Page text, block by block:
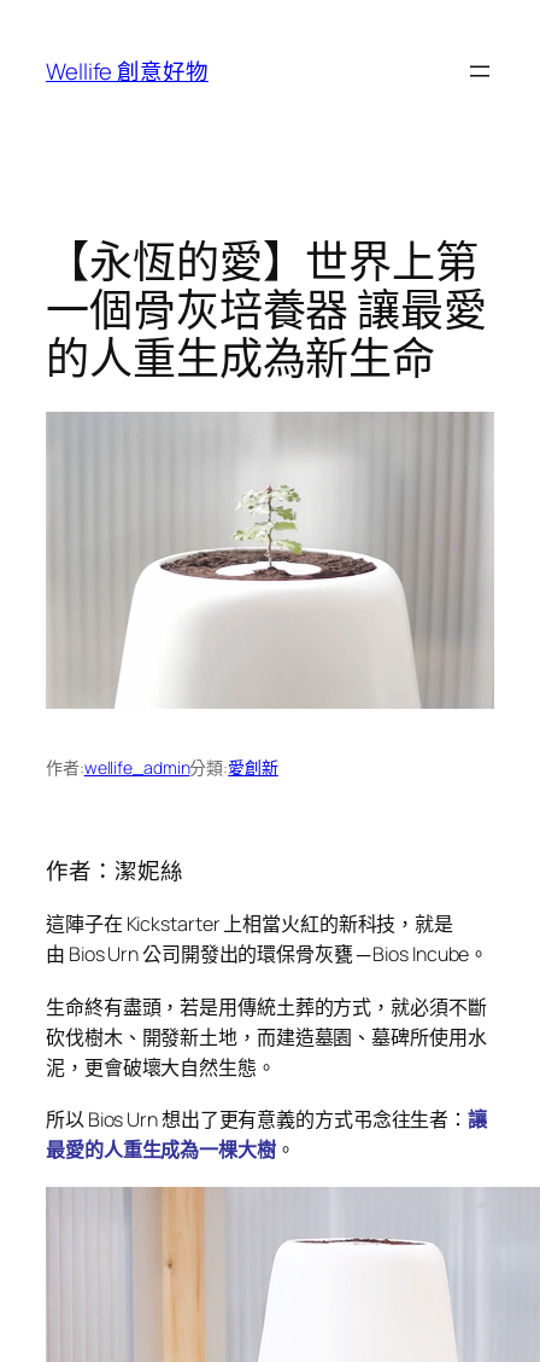
Wellife 創意好物
【永恆的愛】世界上第
一個骨灰培養器 讓最愛
的人重生成為新生命
作者:wellife_admin分類:愛創新
作者：潔妮絲
這陣子在 Kickstarter 上相當火紅的新科技，就是
由 Bios Urn 公司開發出的環保骨灰甕 ─ Bios Incube。
生命終有盡頭，若是用傳統土葬的方式，就必須不斷
砍伐樹木、開發新土地，而建造墓園、墓碑所使用水
泥，更會破壞大自然生態。
所以 Bios Urn 想出了更有意義的方式弔念往生者：讓
最愛的人重生成為一棵大樹。